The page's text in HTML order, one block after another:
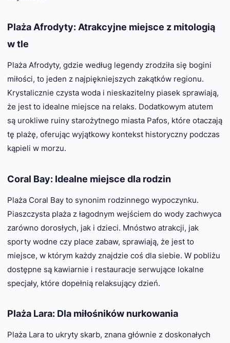
Plaża Afrodyty: Atrakcyjne miejsce z mitologią
w tle
Plaża Afrodyty, gdzie według legendy zrodziła się bogini
miłości, to jeden z najpiękniejszych zakątków regionu.
Krystalicznie czysta woda i nieskazitelny piasek sprawiają,
że jest to idealne miejsce na relaks. Dodatkowym atutem
są urokliwe ruiny starożytnego miasta Pafos, które otaczają
tę plażę, oferując wyjątkowy kontekst historyczny podczas
kąpieli w morzu.
Coral Bay: Idealne miejsce dla rodzin
Plaża Coral Bay to synonim rodzinnego wypoczynku.
Piaszczysta plaża z łagodnym wejściem do wody zachwyca
zarówno dorosłych, jak i dzieci. Mnóstwo atrakcji, jak
sporty wodne czy place zabaw, sprawiają, że jest to
miejsce, w którym każdy znajdzie coś dla siebie. W pobliżu
dostępne są kawiarnie i restauracje serwujące lokalne
specjały, które dopełnią relaksujący dzień.
Plaża Lara: Dla miłośników nurkowania
Plaża Lara to ukryty skarb, znana głównie z doskonałych